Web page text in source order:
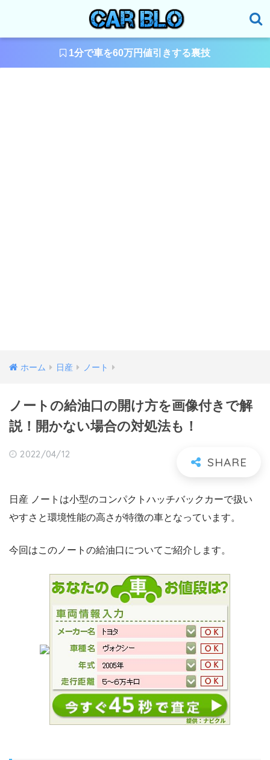
1分で車を60万円値引きする裏技
ホーム 日産 ノート
ノートの給油口の開け方を画像付きで解
説！開かない場合の対処法も！
2022/04/12
日産 ノートは小型のコンパクトハッチバックカーで扱い
やすさと環境性能の高さが特徴の車となっています。
今回はこのノートの給油口についてご紹介します。